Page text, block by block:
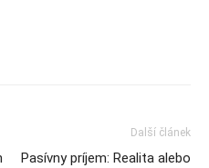
Další článek
Pasívny príjem: Realita alebo